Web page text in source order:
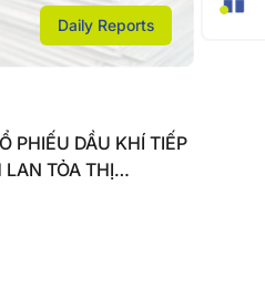
Daily Reports
PHIẾU DẦU KHÍ TIẾP
TỎA THỊ